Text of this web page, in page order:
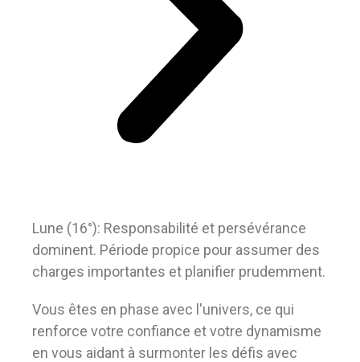
Lune (16°): Responsabilité et persévérance
dominent. Période propice pour assumer des
charges importantes et planifier prudemment.
Vous êtes en phase avec l'univers, ce qui
renforce votre confiance et votre dynamisme
en vous aidant à surmonter les défis avec